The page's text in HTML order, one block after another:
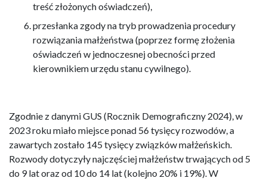
treść złożonych oświadczeń),
przesłanka zgody na tryb prowadzenia procedury
rozwiązania małżeństwa (poprzez formę złożenia
oświadczeń w jednoczesnej obecności przed
kierownikiem urzędu stanu cywilnego).
Zgodnie z danymi GUS (Rocznik Demograficzny 2024), w
2023 roku miało miejsce ponad 56 tysięcy rozwodów, a
zawartych zostało 145 tysięcy związków małżeńskich.
Rozwody dotyczyły najczęściej małżeństw trwających od 5
do 9 lat oraz od 10 do 14 lat (kolejno 20% i 19%). W